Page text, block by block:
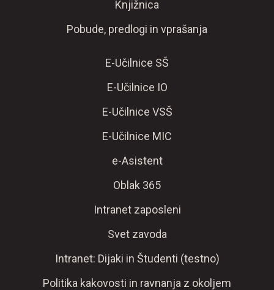
Knjižnica
Pobude, predlogi in vprašanja
E-Učilnice SŠ
E-Učilnice IO
E-Učilnice VSŠ
E-Učilnice MIC
e-Asistent
Oblak 365
Intranet zaposleni
Svet zavoda
Intranet: Dijaki in Študenti (testno)
Politika kakovosti in ravnanja z okoljem